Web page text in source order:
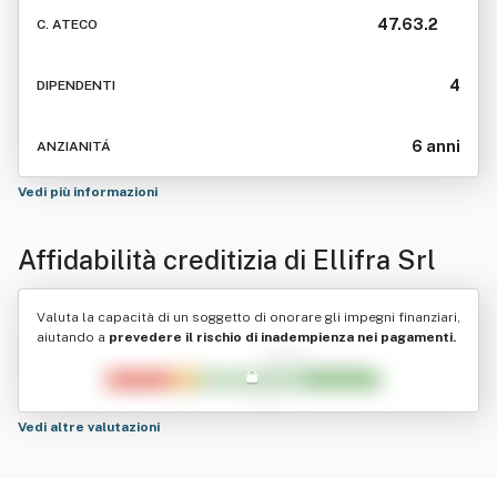
C. ATECO 47.63.2
DIPENDENTI 4
ANZIANITÁ 6 anni
Vedi più informazioni
Affidabilità creditizia di Ellifra Srl
Valuta la capacità di un soggetto di onorare gli impegni finanziari,
aiutando a prevedere il rischio di inadempienza nei pagamenti.
Vedi altre valutazioni